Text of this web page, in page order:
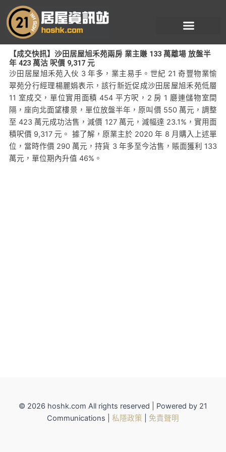
至
【成交快訊】沙田居屋旭禾苑兩房 業主賺 133 萬離場 放盤半
年 423 萬沽 呎價 9,317 元
沙田居屋旭禾苑入伙 3 年多，業主易手。世紀 21 奇豐物業愉
翠苑分行經理楊麗娟表示，該行新近促成沙田居屋旭禾苑低層
11 室成交，單位實用面積 454 平方呎，2 房 1 廳連儲物室間
隔，座向北面望樓景，單位放盤半年，原叫價 550 萬元，調整
至 423 萬元成功沽售，減價 127 萬元，減幅達 23.1%，實用面
積呎價 9,317 元。 據了解，原業主於 2020 年 8 月購入上述單
位，當時作價 290 萬元，持貨 3 年多至今沽售，賬面獲利 133
萬元，單位期內升值 46%。
© 2026 hoshk.com All rights reserved | Powered by 21
Communications | 私隱政策 免責聲明